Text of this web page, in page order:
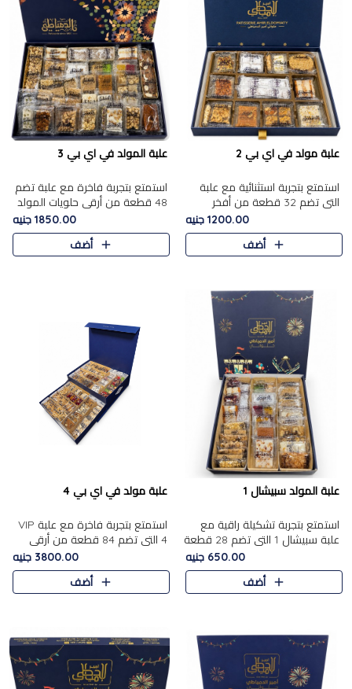
علبة مولد في اي بي 2
استمتع بتجربة استثنائية مع علبة
التي تضم 32 قطعة من أفخر
حلويات المولد الشرقية، في تشكيلة
تجمع بين الأصالة والاختيارات
الفاخرة. تحتوي العلبة..
1200.00 جنيه
أضف
علبة المولد في اي بي 3
استمتع بتجربة فاخرة مع علبة تضم
48 قطعة من أرقى حلويات المولد
الشرقية، في تشكيلة تجمع بين
الأصناف التقليدية الفاخرة والاختيارات
1850.00 جنيه
أضف
علبة المولد سبيشال 1
استمتع بتجربة تشكيلة راقية مع
علبة سبيشال 1 التي تضم 28 قطعة
من تشكيلة مختارة بعناية من أفخر
حلويات المولد المصرية الأصلية
الشرقية. تحتوي ال..
650.00 جنيه
أضف
علبة مولد في اي بي 4
استمتع بتجربة فاخرة مع علبة VIP
4 التي تضم 84 قطعة من أرقى
حلويات المولد الشرقية، في تشكيلة
غنية تجمع بين الحلويات التقليدية
والمكسرات الفاخرة. تحتوي العلبة
3800.00 جنيه
أضف